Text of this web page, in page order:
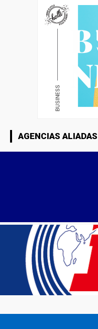
AGENCIAS ALIADAS